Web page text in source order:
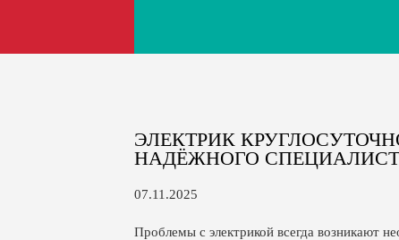
ЭЛЕКТРИК
НАДЁЖНОГО
07.11.2025
Проблемы с электрикой всегда возникают